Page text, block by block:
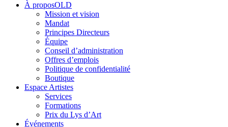
À proposOLD
Mission et vision
Mandat
Principes Directeurs
Équipe
Conseil d’administration
Offres d’emplois
Politique de confidentialité
Boutique
Espace Artistes
Services
Formations
Prix du Lys d’Art
Événements